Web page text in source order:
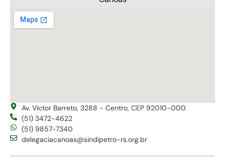
Av. Victor Barreto, 3288 - Centro, CEP 92010-000
(51) 3472-4622
(51) 9857-7340
delegaciacanoas@sindipetro-rs.org.br